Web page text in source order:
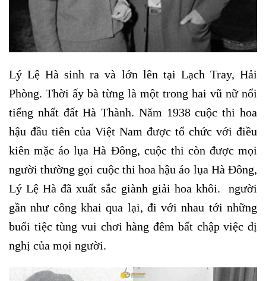
Lý Lệ Hà sinh ra và lớn lên tại Lạch Tray, Hải
Phòng. Thời ấy bà từng là một trong hai vũ nữ nổi
tiếng nhất đất Hà Thành. Năm 1938 cuộc thi hoa
hậu đầu tiên của Việt Nam được tổ chức với điều
kiên mặc áo lụa Hà Đông, cuộc thi còn được mọi
người thường gọi cuộc thi hoa hậu áo lụa Hà Đông,
Lý Lệ Hà đã xuất sắc giành giải hoa khôi. người
gần như công khai qua lại, đi với nhau tới những
buổi tiệc tùng vui chơi hàng đêm bất chập việc dị
nghị của mọi người.